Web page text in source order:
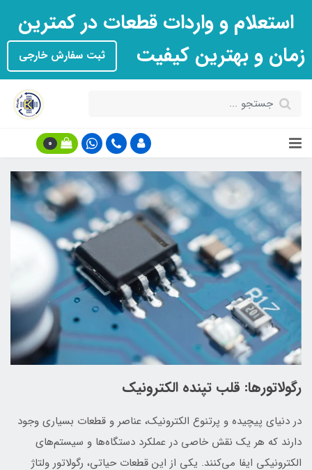
استعلام و واردات قطعات در کمترین
زمان و بهترین کیفیت
ثبت سفارش خارجی
0
رگولاتورها: قلب تپنده الکترونیک
در دنیای پیچیده و پرتنوع الکترونیک، عناصر و قطعات بسیاری وجود
دارند که هر یک نقش خاصی در عملکرد دستگاه‌ها و سیستم‌های
الکترونیکی ایفا می‌کنند. یکی از این قطعات حیاتی، رگولاتور ولتاژ